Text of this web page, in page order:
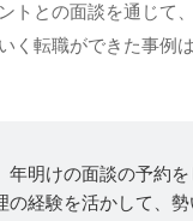
トとの面談を通じて
く転職ができた事例
年明けの面談の予約を
の経験を活かして、